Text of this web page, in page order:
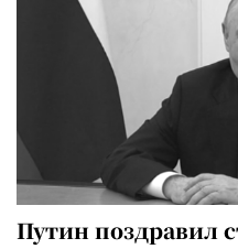
Путин поздравил